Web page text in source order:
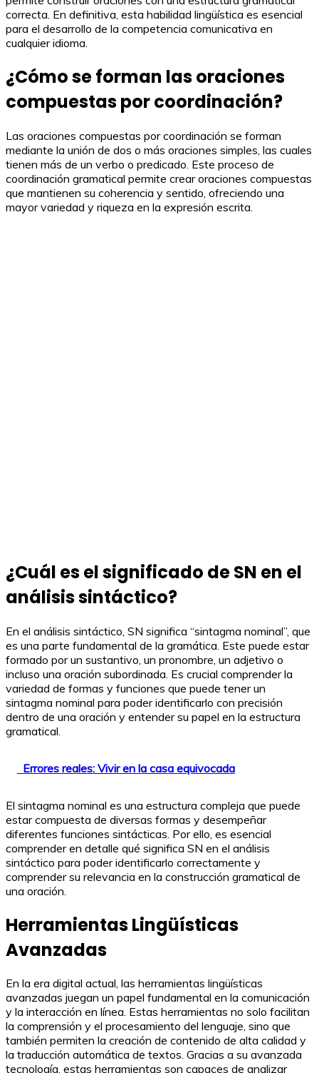
correcta. En definitiva, esta habilidad lingüística es esencial
para el desarrollo de la competencia comunicativa en
cualquier idioma.
¿Cómo se forman las oraciones
compuestas por coordinación?
Las oraciones compuestas por coordinación se forman
mediante la unión de dos o más oraciones simples, las cuales
tienen más de un verbo o predicado. Este proceso de
coordinación gramatical permite crear oraciones compuestas
que mantienen su coherencia y sentido, ofreciendo una
mayor variedad y riqueza en la expresión escrita.
¿Cuál es el significado de SN en el
análisis sintáctico?
En el análisis sintáctico, SN significa “sintagma nominal”, que
es una parte fundamental de la gramática. Este puede estar
formado por un sustantivo, un pronombre, un adjetivo o
incluso una oración subordinada. Es crucial comprender la
variedad de formas y funciones que puede tener un
sintagma nominal para poder identificarlo con precisión
dentro de una oración y entender su papel en la estructura
gramatical.
Errores reales: Vivir en la casa equivocada
El sintagma nominal es una estructura compleja que puede
estar compuesta de diversas formas y desempeñar
diferentes funciones sintácticas. Por ello, es esencial
comprender en detalle qué significa SN en el análisis
sintáctico para poder identificarlo correctamente y
comprender su relevancia en la construcción gramatical de
una oración.
Herramientas Lingüísticas
Avanzadas
En la era digital actual, las herramientas lingüísticas
avanzadas juegan un papel fundamental en la comunicación
y la interacción en línea. Estas herramientas no solo facilitan
la comprensión y el procesamiento del lenguaje, sino que
también permiten la creación de contenido de alta calidad y
la traducción automática de textos. Gracias a su avanzada
tecnología, estas herramientas son capaces de analizar